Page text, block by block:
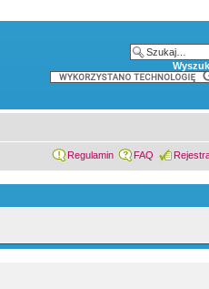
Regulamin FAQ